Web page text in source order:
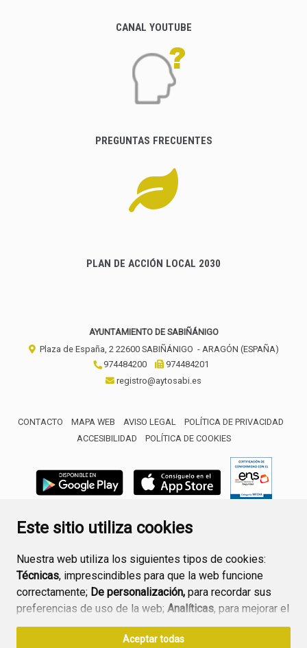
Este sitio utiliza cookies
Nuestra web utiliza los siguientes tipos de cookies:
Técnicas, imprescindibles para que la web funcione
correctamente; De personalización, para recordar sus
preferencias de uso de la web; Analíticas, para mejorar el
funcionamiento de la web y sus servicios.
Aceptar todas
CANAL YOUTUBE
PREGUNTAS FRECUENTES
PLAN DE ACCIÓN LOCAL 2030
AYUNTAMIENTO DE SABIÑÁNIGO
Plaza de España, 2 22600 SABIÑÁNIGO - ARAGÓN (ESPAÑA)
974484200
974484201
registro@aytosabi.es
CONTACTO MAPA WEB AVISO LEGAL
POLÍTICA DE PRIVACIDAD
ACCESIBILIDAD
POLÍTICA DE COOKIES